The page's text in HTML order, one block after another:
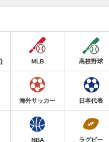
MLB 高校野球
海外サッカー 日本代表
NBA ラグビー